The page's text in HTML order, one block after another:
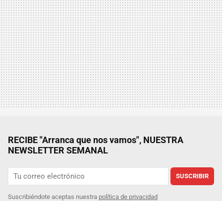
RECIBE "Arranca que nos vamos", NUESTRA
NEWSLETTER SEMANAL
SUSCRIBIR
Suscribiéndote aceptas nuestra política de privacidad